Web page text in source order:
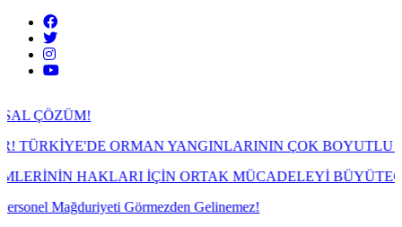
ORMAN YANGINLARININ ÇOK BOYUTLU GERÇEĞİ
İÇİN ORTAK MÜCADELEYİ BÜYÜTECEĞİZ!
Görmezden Gelinemez!